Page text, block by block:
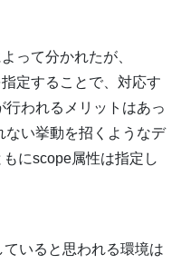
って分かれたが、
定することで、対応す
われるメリットはあっ
ない挙動を招くようなデ
にscope属性は指定し
いると思われる環境は